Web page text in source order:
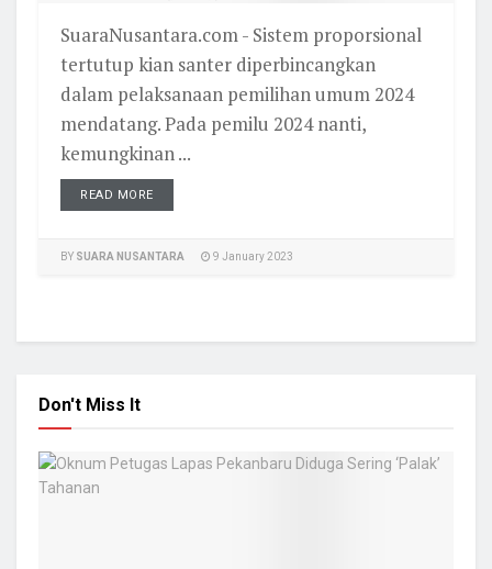
SuaraNusantara.com - Sistem proporsional
tertutup kian santer diperbincangkan
dalam pelaksanaan pemilihan umum 2024
mendatang. Pada pemilu 2024 nanti,
kemungkinan ...
READ MORE
BY SUARA NUSANTARA 9 January 2023
Don't Miss It